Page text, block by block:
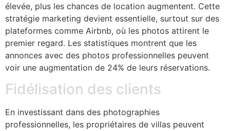
élevée, plus les chances de location augmentent. Cette
stratégie marketing devient essentielle, surtout sur des
plateformes comme Airbnb, où les photos attirent le
premier regard. Les statistiques montrent que les
annonces avec des photos professionnelles peuvent
voir une augmentation de 24% de leurs réservations.
Fidélisation des clients
En investissant dans des photographies
professionnelles, les propriétaires de villas peuvent